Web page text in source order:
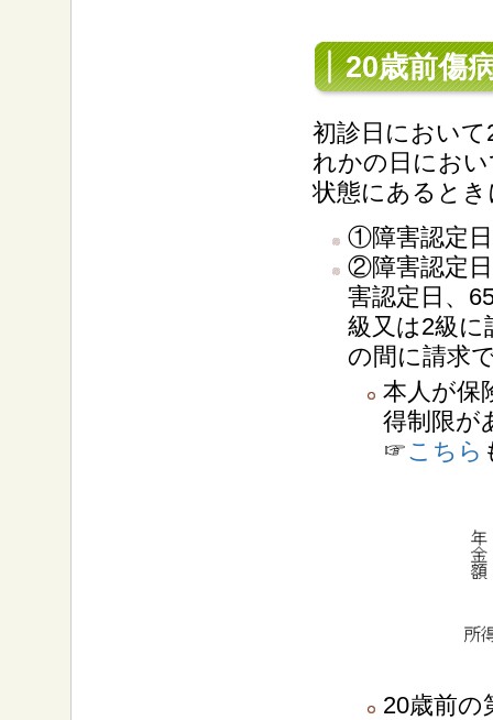
20歳前傷
初診日におい
れかの日にお
状態にあると
①障害認定
②障害認定
害認定日、
級又は2級
の間に請求
本人が保
得制限が
☞こちら
20歳前の